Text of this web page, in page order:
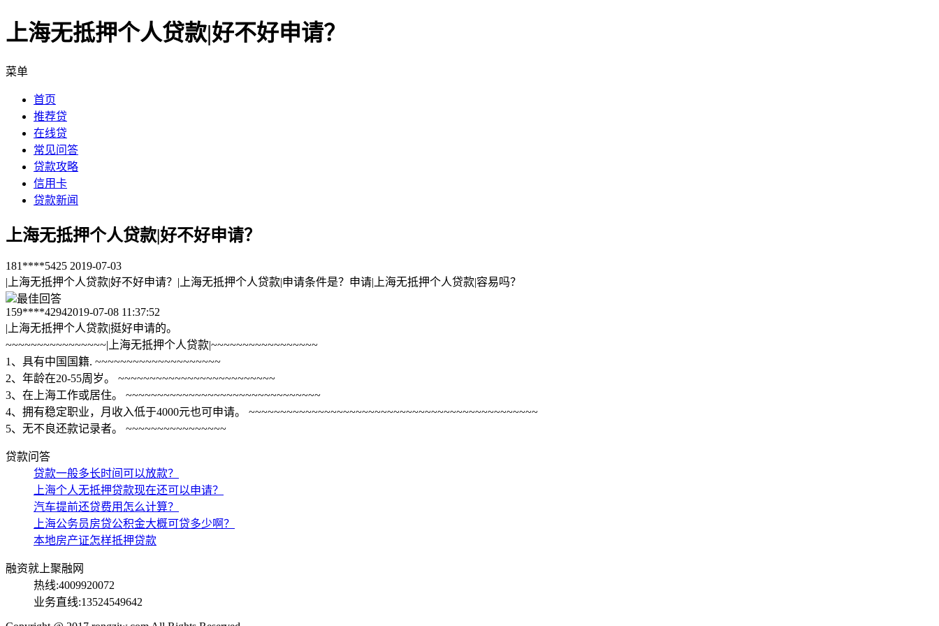
上海无抵押个人贷款|好不好申请？
菜单
首页
推荐贷
在线贷
常见问答
贷款攻略
信用卡
贷款新闻
上海无抵押个人贷款|好不好申请？
181****5425 2019-07-03
|上海无抵押个人贷款|好不好申请？|上海无抵押个人贷款|申请条件是？申请|上海无抵押个人贷款|容易吗？
最佳回答
159****42942019-07-08 11:37:52
|上海无抵押个人贷款|挺好申请的。
~~~~~~~~~~~~~~~~|上海无抵押个人贷款|~~~~~~~~~~~~~~~~~
1、具有中国国籍. ~~~~~~~~~~~~~~~~~~~~
2、年龄在20-55周岁。 ~~~~~~~~~~~~~~~~~~~~~~~~~
3、在上海工作或居住。 ~~~~~~~~~~~~~~~~~~~~~~~~~~~~~~~
4、拥有稳定职业，月收入低于4000元也可申请。 ~~~~~~~~~~~~~~~~~~~~~~~~~~~~~~~~~~~~~~~~~~~~~~
5、无不良还款记录者。 ~~~~~~~~~~~~~~~~
贷款问答
贷款一般多长时间可以放款？
上海个人无抵押贷款现在还可以申请？
汽车提前还贷费用怎么计算？
上海公务员房贷公积金大概可贷多少啊？
本地房产证怎样抵押贷款
融资就上聚融网
热线:4009920072
业务直线:13524549642